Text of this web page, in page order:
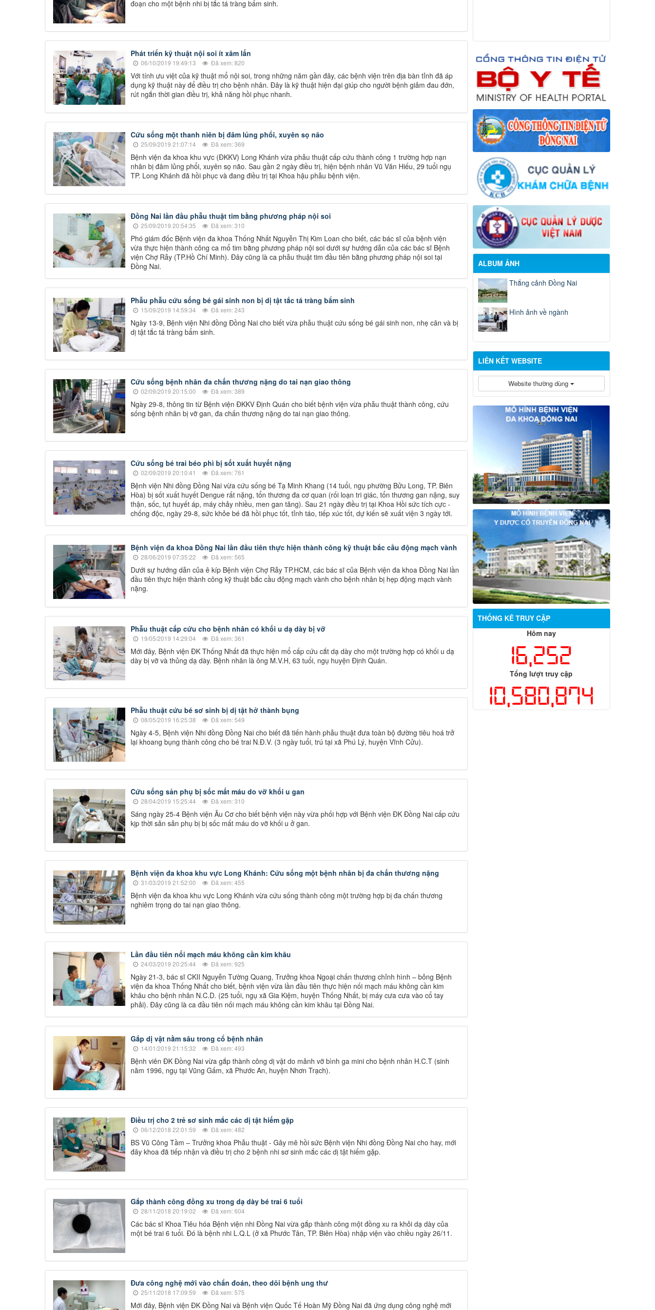
đoạn cho một bệnh nhi bị tắc tá tràng bẩm sinh.
Phát triển kỹ thuật nội soi ít xâm lấn
06/10/2019 19:49:13 Đã xem: 820
Với tính ưu việt của kỹ thuật mổ nội soi, trong những năm gần đây, các bệnh viện trên địa bàn tỉnh đã áp
dụng kỹ thuật này để điều trị cho bệnh nhân. Đây là kỹ thuật hiện đại giúp cho người bệnh giảm đau đớn,
rút ngắn thời gian điều trị, khả năng hồi phục nhanh.
Cứu sống một thanh niên bị đâm lủng phổi, xuyên sọ não
25/09/2019 21:07:14 Đã xem: 369
Bệnh viện đa khoa khu vực (ĐKKV) Long Khánh vừa phẫu thuật cấp cứu thành công 1 trường hợp nạn
nhân bị đâm lủng phổi, xuyên sọ não. Sau gần 2 ngày điều trị, hiện bệnh nhân Vũ Văn Hiếu, 29 tuổi ngụ
TP. Long Khánh đã hồi phục và đang điều trị tại Khoa hậu phẫu bệnh viện.
Đồng Nai lần đầu phẫu thuật tim bằng phương pháp nội soi
25/09/2019 20:54:35 Đã xem: 310
Phó giám đốc Bệnh viện đa khoa Thống Nhất Nguyễn Thị Kim Loan cho biết, các bác sĩ của bệnh viện
vừa thực hiện thành công ca mổ tim bằng phương pháp nội soi dưới sự hướng dẫn của các bác sĩ Bệnh
viện Chợ Rẫy (TP.Hồ Chí Minh). Đây cũng là ca phẫu thuật tim đầu tiên bằng phương pháp nội soi tại
Đồng Nai.
Phẫu phẫu cứu sống bé gái sinh non bị dị tật tắc tá tràng bẩm sinh
15/09/2019 14:59:34 Đã xem: 243
Ngày 13-9, Bệnh viện Nhi đồng Đồng Nai cho biết vừa phẫu thuật cứu sống bé gái sinh non, nhẹ cân và bị
dị tật tắc tá tràng bẩm sinh.
Cứu sống bệnh nhân đa chấn thương nặng do tai nạn giao thông
02/09/2019 20:15:00 Đã xem: 389
Ngày 29-8, thông tin từ Bệnh viện ĐKKV Định Quán cho biết bệnh viện vừa phẫu thuật thành công, cứu
sống bệnh nhân bị vỡ gan, đa chấn thương nặng do tai nạn giao thông.
Cứu sống bé trai béo phì bị sốt xuất huyết nặng
02/09/2019 20:10:41 Đã xem: 761
Bệnh viện Nhi đồng Đồng Nai vừa cứu sống bé Tạ Minh Khang (14 tuổi, ngụ phường Bửu Long, TP. Biên
Hòa) bị sốt xuất huyết Dengue rất nặng, tổn thương đa cơ quan (rối loạn tri giác, tổn thương gan nặng, suy
thận, sốc, tụt huyết áp, máy chảy nhiều, men gan tăng). Sau 21 ngày điều trị tại Khoa Hồi sức tích cực -
chống độc, ngày 29-8, sức khỏe bé đã hồi phục tốt, tỉnh táo, tiếp xúc tốt, dự kiến sẽ xuất viện 3 ngày tới.
Bệnh viện đa khoa Đồng Nai lần đầu tiên thực hiện thành công kỹ thuật bắc cầu động mạch vành
28/06/2019 07:35:22 Đã xem: 565
Dưới sự hướng dẫn của ê kíp Bệnh viện Chợ Rẫy TP.HCM, các bác sĩ của Bệnh viện đa khoa Đồng Nai lần
đầu tiên thực hiện thành công kỹ thuật bắc cầu động mạch vành cho bệnh nhân bị hẹp động mạch vành
nặng.
Phẫu thuật cấp cứu cho bệnh nhân có khối u dạ dày bị vỡ
19/05/2019 14:29:04 Đã xem: 361
Mới đây, Bệnh viện ĐK Thống Nhất đã thực hiện mổ cấp cứu cắt dạ dày cho một trường hợp có khối u dạ
dày bị vỡ và thủng dạ dày. Bệnh nhân là ông M.V.H, 63 tuổi, ngụ huyện Định Quán.
Phẫu thuật cứu bé sơ sinh bị dị tật hở thành bụng
08/05/2019 16:25:38 Đã xem: 549
Ngày 4-5, Bệnh viện Nhi đồng Đồng Nai cho biết đã tiến hành phẫu thuật đưa toàn bộ đường tiêu hoá trở
lại khoang bụng thành công cho bé trai N.Đ.V. (3 ngày tuổi, trú tại xã Phú Lý, huyện Vĩnh Cửu).
Cứu sống sản phụ bị sốc mất máu do vỡ khối u gan
28/04/2019 15:25:44 Đã xem: 310
Sáng ngày 25-4 Bệnh viện Âu Cơ cho biết bệnh viện này vừa phối hợp với Bệnh viện ĐK Đồng Nai cấp cứu
kịp thời sản sản phụ bị bị sốc mất máu do vỡ khối u ở gan.
Bệnh viện đa khoa khu vực Long Khánh: Cứu sống một bệnh nhân bị đa chấn thương nặng
31/03/2019 21:52:00 Đã xem: 455
Bệnh viện đa khoa khu vực Long Khánh vừa cứu sống thành công một trường hợp bị đa chấn thương
nghiêm trọng do tai nạn giao thông.
Lần đầu tiên nối mạch máu không cần kim khâu
24/03/2019 20:25:44 Đã xem: 925
Ngày 21-3, bác sĩ CKII Nguyễn Tường Quang, Trưởng khoa Ngoại chấn thương chỉnh hình – bỏng Bệnh
viện đa khoa Thống Nhất cho biết, bệnh viện vừa lần đầu tiên thực hiện nối mạch máu không cần kim
khâu cho bệnh nhân N.C.D. (25 tuổi, ngụ xã Gia Kiệm, huyện Thống Nhất, bị máy cưa cưa vào cổ tay
phải). Đây cũng là ca đầu tiên nối mạch máu không cần kim khâu tại Đồng Nai.
Gắp dị vật nằm sâu trong cổ bệnh nhân
14/01/2019 21:15:32 Đã xem: 493
Bệnh viên ĐK Đồng Nai vừa gắp thành công dị vật do mảnh vỡ bình ga mini cho bệnh nhân H.C.T (sinh
năm 1996, ngụ tại Vũng Gấm, xã Phước An, huyện Nhơn Trạch).
Điều trị cho 2 trẻ sơ sinh mắc các dị tật hiếm gặp
06/12/2018 22:01:59 Đã xem: 482
BS Vũ Công Tầm – Trưởng khoa Phẫu thuật - Gây mê hồi sức Bệnh viện Nhi đồng Đồng Nai cho hay, mới
đây khoa đã tiếp nhận và điều trị cho 2 bệnh nhi sơ sinh mắc các dị tật hiếm gặp.
Gắp thành công đồng xu trong dạ dày bé trai 6 tuổi
28/11/2018 20:19:02 Đã xem: 604
Các bác sĩ Khoa Tiêu hóa Bệnh viện nhi Đồng Nai vừa gắp thành công một đồng xu ra khỏi dạ dày của
một bé trai 6 tuổi. Đó là bệnh nhi L.Q.L (ở xã Phước Tân, TP. Biên Hòa) nhập viện vào chiều ngày 26/11.
Đưa công nghệ mới vào chẩn đoán, theo dõi bệnh ung thư
25/11/2018 17:09:59 Đã xem: 575
Mới đây, Bệnh viện ĐK Đồng Nai và Bệnh viện Quốc Tế Hoàn Mỹ Đồng Nai đã ứng dụng công nghệ mới
ALBUM ẢNH
Thắng cảnh Đồng Nai
Hình ảnh về ngành
LIÊN KẾT WEBSITE
Website thường dùng
THỐNG KÊ TRUY CẬP
Hôm nay
16,252
Tổng lượt truy cập
10,580,874